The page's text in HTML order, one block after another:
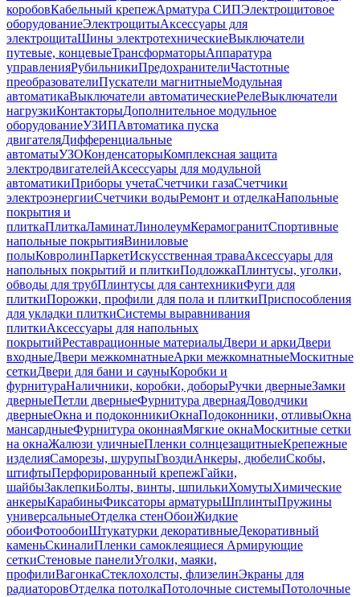
коробовКабельный крепежАрматура СИПЭлектрощитовое
оборудованиеЭлектрощитыАксессуары для
электрощитаШины электротехническиеВыключатели
путевые, концевыеТрансформаторыАппаратура
управленияРубильникиПредохранителиЧастотные
преобразователиПускатели магнитныеМодульная
автоматикаВыключатели автоматическиеРелеВыключатели
нагрузкиКонтакторыДополнительное модульное
оборудованиеУЗИПАвтоматика пуска
двигателяДифференциальные
автоматыУЗОКонденсаторыКомплексная защита
электродвигателейАксессуары для модульной
автоматикиПриборы учетаСчетчики газаСчетчики
электроэнергииСчетчики водыРемонт и отделкаНапольные
покрытия и
плиткаПлиткаЛаминатЛинолеумКерамогранитСпортивные
напольные покрытияВиниловые
полыКовролинПаркетИскусственная траваАксессуары для
напольных покрытий и плиткиПодложкаПлинтусы, уголки,
обводы для трубПлинтусы для сантехникиФуги для
плиткиПорожки, профили для пола и плиткиПриспособления
для укладки плиткиСистемы выравнивания
плиткиАксессуары для напольных
покрытийРеставрационные материалыДвери и аркиДвери
входныеДвери межкомнатныеАрки межкомнатныеМоскитные
сеткиДвери для бани и сауныКоробки и
фурнитураНаличники, коробки, доборыРучки дверныеЗамки
дверныеПетли дверныеФурнитура двернаяДоводчики
дверныеОкна и подоконникиОкнаПодоконники, отливыОкна
мансардныеФурнитура оконнаяМягкие окнаМоскитные сетки
на окнаЖалюзи уличныеПленки солнцезащитныеКрепежные
изделияСаморезы, шурупыГвоздиАнкеры, дюбелиСкобы,
штифтыПерфорированный крепежГайки,
шайбыЗаклепкиБолты, винты, шпилькиХомутыХимические
анкерыКарабиныФиксаторы арматурыШплинтыПружины
универсальныеОтделка стенОбоиЖидкие
обоиФотообоиШтукатурки декоративныеДекоративный
каменьСкиналиПленки самоклеящиеся Армирующие
сеткиСтеновые панелиУголки, маяки,
профилиВагонкаСтеклохолсты, флизелинЭкраны для
радиаторовОтделка потолкаПотолочные системыПотолочные